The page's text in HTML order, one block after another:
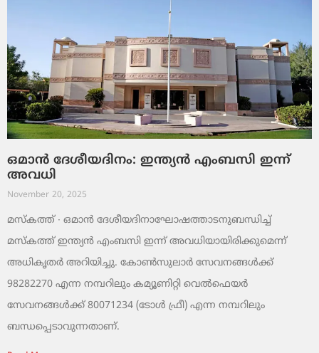
ഒമാൻ ദേശീയദിനം: ഇന്ത്യൻ എംബസി ഇന്ന്
അവധി
November 20, 2025
മസ്‌കത്ത് ∙ ഒമാൻ ദേശീയദിനാഘോഷത്താടനുബന്ധിച്ച്
മസ്‌കത്ത് ഇന്ത്യൻ എംബസി ഇന്ന് അവധിയായിരിക്കുമെന്ന്
അധികൃതർ അറിയിച്ചു. കോൺസുലാർ സേവനങ്ങൾക്ക്
98282270 എന്ന നമ്പറിലും കമ്യൂണിറ്റി വെൽഫെയർ
സേവനങ്ങൾക്ക് 80071234 (ടോൾ ഫ്രീ) എന്ന നമ്പറിലും
ബന്ധപ്പെടാവുന്നതാണ്.